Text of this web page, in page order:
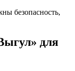
безопасность,
для